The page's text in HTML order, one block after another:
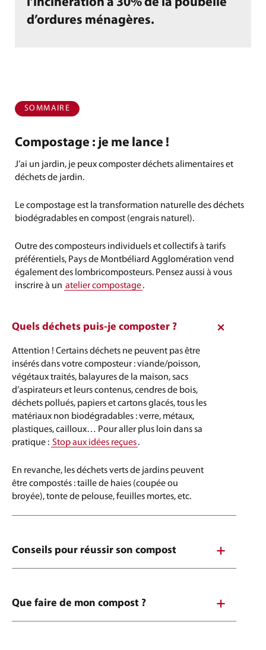
d’ordures ménagères.
Compostage : je me lance !
J’ai un jardin, je peux composter déchets alimentaires et
déchets de jardin.
Le compostage est la transformation naturelle des déchets
biodégradables en compost (engrais naturel).
Outre des composteurs individuels et collectifs à tarifs
préférentiels, Pays de Montbéliard Agglomération vend
également des lombricomposteurs. Pensez aussi à vous
inscrire à un atelier compostage.
Quels déchets puis-je composter ?
Attention ! Certains déchets ne peuvent pas être
insérés dans votre composteur : viande/poisson,
végétaux traités, balayures de la maison, sacs
d’aspirateurs et leurs contenus, cendres de bois,
déchets pollués, papiers et cartons glacés, tous les
matériaux non biodégradables : verre, métaux,
plastiques, cailloux… Pour aller plus loin dans sa
pratique : Stop aux idées reçues.
En revanche, les déchets verts de jardins peuvent
être compostés : taille de haies (coupée ou
broyée), tonte de pelouse, feuilles mortes, etc.
Conseils pour réussir son compost
Que faire de mon compost ?
SOMMAIRE